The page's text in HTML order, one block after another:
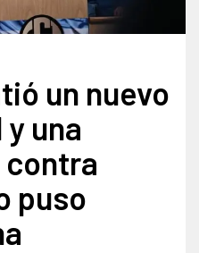
un nuevo
una
puso